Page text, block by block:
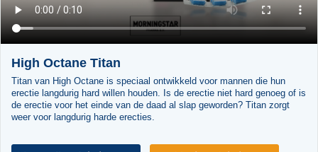
High Octane Titan
Titan van High Octane is speciaal ontwikkeld voor mannen die hun
erectie langdurig hard willen houden. Is de erectie niet hard genoeg of is
de erectie voor het einde van de daad al slap geworden? Titan zorgt
weer voor langdurig harde erecties.